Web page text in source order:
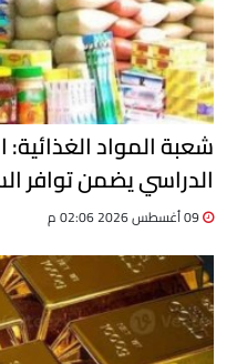
شعبة المواد الغذائية:
الدراسي يضمن توافر